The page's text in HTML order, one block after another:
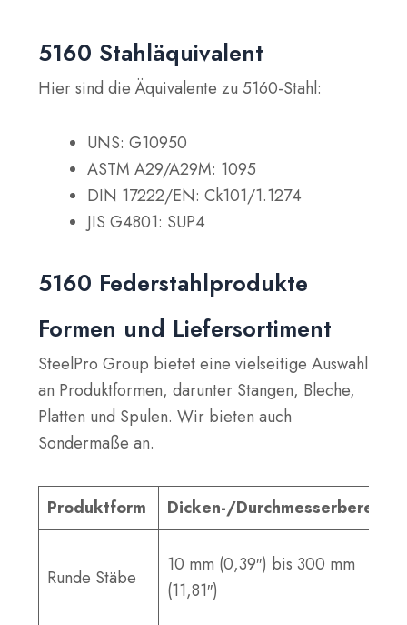
5160 Stahläquivalent
Hier sind die Äquivalente zu 5160-Stahl:
UNS: G10950
ASTM A29/A29M: 1095
DIN 17222/EN: Ck101/1.1274
JIS G4801: SUP4
5160 Federstahlprodukte
Formen und Liefersortiment
SteelPro Group bietet eine vielseitige Auswahl
an Produktformen, darunter Stangen, Bleche,
Platten und Spulen. Wir bieten auch
Sondermaße an.
Produktform Dicken-/Durchmesserbereich
Runde Stäbe
10 mm (0,39″) bis 300 mm
(11,81″)